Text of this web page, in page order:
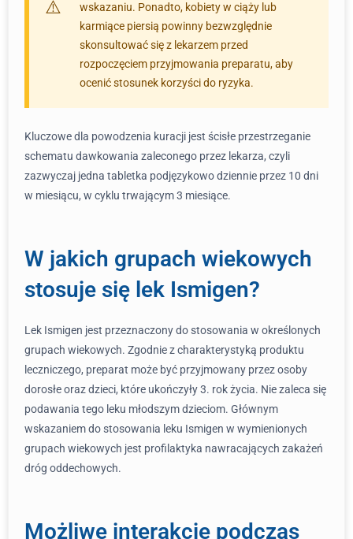
wskazaniu. Ponadto, kobiety w ciąży lub
karmiące piersią powinny bezwzględnie
skonsultować się z lekarzem przed
rozpoczęciem przyjmowania preparatu, aby
ocenić stosunek korzyści do ryzyka.
Kluczowe dla powodzenia kuracji jest ścisłe przestrzeganie
schematu dawkowania zaleconego przez lekarza, czyli
zazwyczaj jedna tabletka podjęzykowo dziennie przez 10 dni
w miesiącu, w cyklu trwającym 3 miesiące.
W jakich grupach wiekowych
stosuje się lek Ismigen?
Lek Ismigen jest przeznaczony do stosowania w określonych
grupach wiekowych. Zgodnie z charakterystyką produktu
leczniczego, preparat może być przyjmowany przez osoby
dorosłe oraz dzieci, które ukończyły 3. rok życia. Nie zaleca się
podawania tego leku młodszym dzieciom. Głównym
wskazaniem do stosowania leku Ismigen w wymienionych
grupach wiekowych jest profilaktyka nawracających zakażeń
dróg oddechowych.
Możliwe interakcje podczas